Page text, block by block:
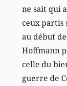
ne sait qui
ceux partis
au début
Hoffmann
celle du
guerre de